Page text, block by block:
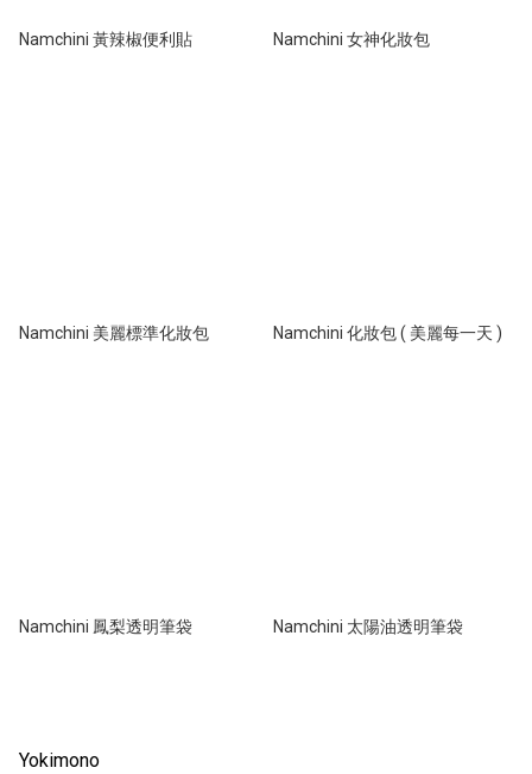
Namchini 黃辣椒便利貼 Namchini 女神化妝包
Namchini 美麗標準化妝包 Namchini 化妝包 ( 美麗每一天 )
Namchini 鳳梨透明筆袋 Namchini 太陽油透明筆袋
Yokimono